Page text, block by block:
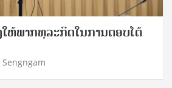
ໃຫ້ພາກທຸລະກິດໃນການຕອບໂຕ້
Sengngam